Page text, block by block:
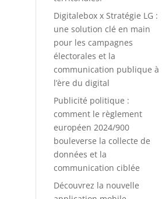
Digitalebox x Stratégie LG :
une solution clé en main
pour les campagnes
électorales et la
communication publique à
l’ère du digital
Publicité politique :
comment le règlement
européen 2024/900
bouleverse la collecte de
données et la
communication ciblée
Découvrez la nouvelle